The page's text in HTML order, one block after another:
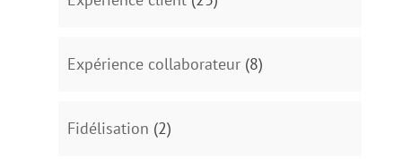
Expérience collaborateur(8)
Fidélisation (2)